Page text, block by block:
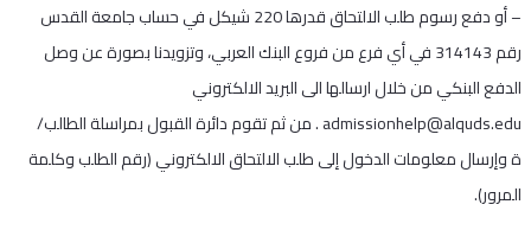
– أو دفع رسوم طلب الالتحاق قدرها 220 شيكل في حساب جامعة القدس
رقم 314143 في أي فرع من فروع البنك العربي، وتزويدنا بصورة عن وصل
الدفع البنكي من خلال ارسالها الى البريد الالكتروني
admissionhelp@alquds.edu. من ثم تقوم دائرة القبول بمراسلة الطالب/
ة وإرسال معلومات الدخول إلى طلب الالتحاق الالكتروني (رقم الطلب وكلمة
المرور).